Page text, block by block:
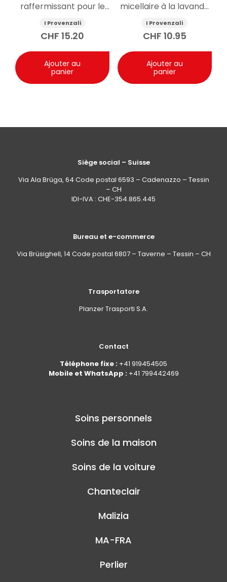
raffermissant pour le
visage à l’églantier bio
30ml
I Provenzali
CHF 15.20
Ajouter au
panier
micellaire à la lavande
bio 400ml
I Provenzali
CHF 10.95
Ajouter au
panier
Siège social – Suisse
Via Ala Brüga, 64 Code postal 6593 – Cadenazzo – Tessin
– CH
IDI-IVA : CHE-354.865.445
Bureau et e-commerce
Via Brüsighell, 14 Code postal 6807 – Taverne – Tessin – CH
Trasportatore
Planzer Trasporti S.A.
Contact
Téléphone fixe : +41 919454505
Mobile et WhatsApp : +41 799442469
Soins personnels
Soins de la maison
Soins de la voiture
Chanteclair
Malizia
MA-FRA
Perlier